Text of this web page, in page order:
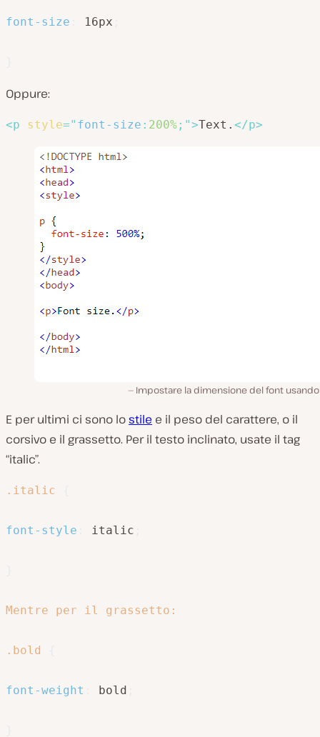
font-size 16px
Oppure:
<p style=" font-size : 200%; ">Text. </p>
Impostare la dimensione del font usando
E per ultimi ci sono lostile e il peso del carattere, o il
corsivo e il grassetto. Per il testo inclinato, usate il tag
“italic”.
.italic
font-style italic
Mentre per il grassetto:
.bold
font-weight bold